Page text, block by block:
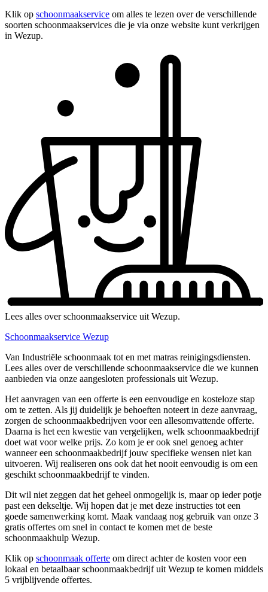
Klik op schoonmaakservice om alles te lezen over de verschillende
soorten schoonmaakservices die je via onze website kunt verkrijgen
in Wezup.
Lees alles over schoonmaakservice uit Wezup.
Schoonmaakservice Wezup
Van Industriële schoonmaak tot en met matras reinigingsdiensten.
Lees alles over de verschillende schoonmaakservice die we kunnen
aanbieden via onze aangesloten professionals uit Wezup.
Het aanvragen van een offerte is een eenvoudige en kosteloze stap
om te zetten. Als jij duidelijk je behoeften noteert in deze aanvraag,
zorgen de schoonmaakbedrijven voor een allesomvattende offerte.
Daarna is het een kwestie van vergelijken, welk schoonmaakbedrijf
doet wat voor welke prijs. Zo kom je er ook snel genoeg achter
wanneer een schoonmaakbedrijf jouw specifieke wensen niet kan
uitvoeren. Wij realiseren ons ook dat het nooit eenvoudig is om een
geschikt schoonmaakbedrijf te vinden.
Dit wil niet zeggen dat het geheel onmogelijk is, maar op ieder potje
past een dekseltje. Wij hopen dat je met deze instructies tot een
goede samenwerking komt. Maak vandaag nog gebruik van onze 3
gratis offertes om snel in contact te komen met de beste
schoonmaakhulp Wezup.
Klik op schoonmaak offerte om direct achter de kosten voor een
lokaal en betaalbaar schoonmaakbedrijf uit Wezup te komen middels
5 vrijblijvende offertes.